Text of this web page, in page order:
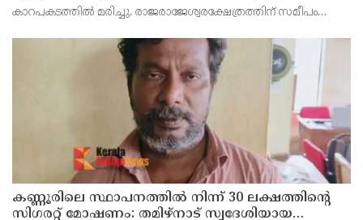
കാറപകടത്തില്‍ മരിച്ചു. രാജരാജേശ്വരക്ഷേത്രത്തിന് സമീപം
കണ്ണൂരിലെ സ്ഥാപനത്തിൽ നിന്ന് 30 ലക്ഷത്തിന്റെ
സിഗരറ്റ് മോഷണം: തമിഴ്‌നാട് സ്വദേശിയായ